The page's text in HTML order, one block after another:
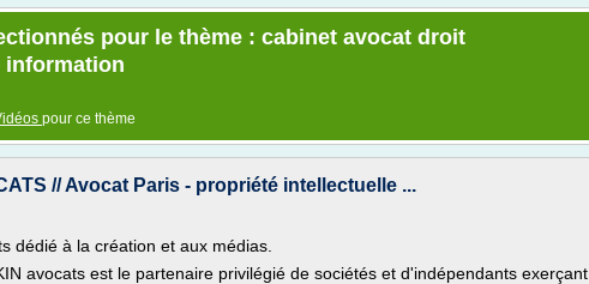
pour le thème : cabinet avocat droit
pour ce thème
// Avocat Paris - propriété intellectuelle ...
dédié à la création et aux médias.
avocats est le partenaire privilégié de sociétés et d'indépendants exerçant